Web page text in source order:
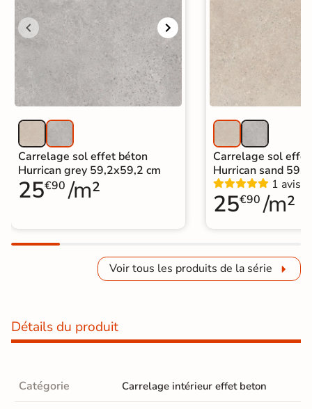
Carrelage sol effet béton
Hurrican grey 59,2x59,2 cm
25€90 /m²
Carrelage sol
Hurrican sand
1 avis
25€90 /m²
Voir tous les produits de la série
Détails du produit
Catégorie Carrelage intérieur effet beton